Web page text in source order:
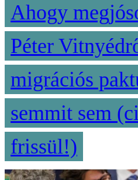
Ahogy
Péter
migrációs
semmit sem
frissül!)